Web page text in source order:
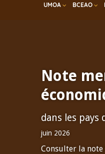
UMOA BCEAO
Note
dans les pays
juin 2026
Consulter la note